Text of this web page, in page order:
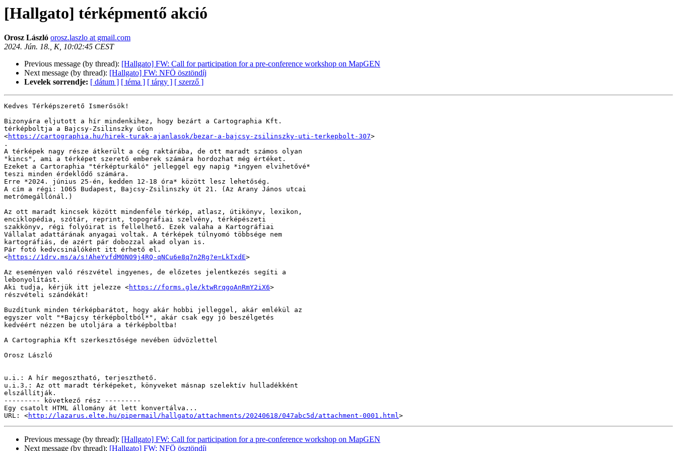
[Hallgato] térképmentő akció
Orosz László orosz.laszlo at gmail.com
2024. Jún. 18., K, 10:02:45 CEST
Previous message (by thread): [Hallgato] FW: Call for participation for a pre-conference workshop on MapGEN
Next message (by thread): [Hallgato] FW: NFÖ ösztöndíj
Levelek sorrendje: [ dátum ] [ téma ] [ tárgy ] [ szerző ]
Kedves Térképszerető Ismerősök!
Bizonyára eljutott a hír mindenkihez, hogy bezárt a Cartographia Kft.
térképboltja a Bajcsy-Zsilinszky úton
<https://cartographia.hu/hirek-turak-ajanlasok/bezar-a-bajcsy-zsilinszky-uti-terkepbolt-307>
.
A térképek nagy része átkerült a cég raktárába, de ott maradt számos olyan
"kincs", ami a térképet szerető emberek számára hordozhat még értéket.
Ezeket a Cartoraphia "térképturkáló" jelleggel egy napig *ingyen elvihetővé*
teszi minden érdeklődő számára.
Erre *2024. június 25-én, kedden 12-18 óra* között lesz lehetőség.
A cím a régi: 1065 Budapest, Bajcsy-Zsilinszky út 21. (Az Arany János utcai
metrómegállónál.)
Az ott maradt kincsek között mindenféle térkép, atlasz, útikönyv, lexikon,
enciklopédia, szótár, reprint, topográfiai szelvény, térképészeti
szakkönyv, régi folyóirat is fellelhető. Ezek valaha a Kartográfiai
Vállalat adattárának anyagai voltak. A térképek túlnyomó többsége nem
kartográfiás, de azért pár dobozzal akad olyan is.
Pár fotó kedvcsinálóként itt érhető el.
<https://1drv.ms/a/s!AheYvfdM0N09j4RQ-qNCu6e8q7n2Rg?e=LkTxdE>
Az eseményen való részvétel ingyenes, de előzetes jelentkezés segíti a
lebonyolítást.
Aki tudja, kérjük itt jelezze <https://forms.gle/ktwRrqgoAnRmY2iX6>
részvételi szándékát!
Buzdítunk minden térképbarátot, hogy akár hobbi jelleggel, akár emlékül az
egyszer volt "*Bajcsy térképboltból*", akár csak egy jó beszélgetés
kedvéért nézzen be utoljára a térképboltba!
A Cartographia Kft szerkesztősége nevében üdvözlettel
Orosz László
u.i.: A hír megosztható, terjeszthető.
u.i.3.: Az ott maradt térképeket, könyveket másnap szelektív hulladékként
elszállítják.
--------- következő rész ---------
Egy csatolt HTML állomány át lett konvertálva...
URL: <http://lazarus.elte.hu/pipermail/hallgato/attachments/20240618/047abc5d/attachment-0001.html
Previous message (by thread): [Hallgato] FW: Call for participation for a pre-conference workshop on MapGEN
Next message (by thread): [Hallgato] FW: NFÖ ösztöndíj